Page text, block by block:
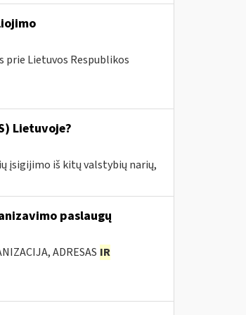
prie Lietuvos Respublikos
Lietuvoje?
įsigijimo iš kitų valstybių narių,
paslaugų
ADRESAS IR